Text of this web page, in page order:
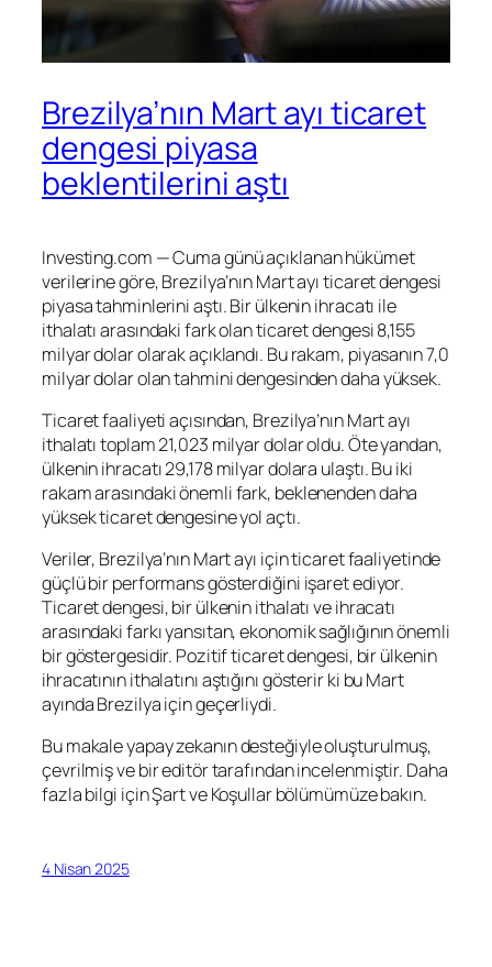
Brezilya’nın Mart ayı ticaret
dengesi piyasa
beklentilerini aştı
Investing.com — Cuma günü açıklanan hükümet
verilerine göre, Brezilya’nın Mart ayı ticaret dengesi
piyasa tahminlerini aştı. Bir ülkenin ihracatı ile
ithalatı arasındaki fark olan ticaret dengesi 8,155
milyar dolar olarak açıklandı. Bu rakam, piyasanın 7,0
milyar dolar olan tahmini dengesinden daha yüksek.
Ticaret faaliyeti açısından, Brezilya’nın Mart ayı
ithalatı toplam 21,023 milyar dolar oldu. Öte yandan,
ülkenin ihracatı 29,178 milyar dolara ulaştı. Bu iki
rakam arasındaki önemli fark, beklenenden daha
yüksek ticaret dengesine yol açtı.
Veriler, Brezilya’nın Mart ayı için ticaret faaliyetinde
güçlü bir performans gösterdiğini işaret ediyor.
Ticaret dengesi, bir ülkenin ithalatı ve ihracatı
arasındaki farkı yansıtan, ekonomik sağlığının önemli
bir göstergesidir. Pozitif ticaret dengesi, bir ülkenin
ihracatının ithalatını aştığını gösterir ki bu Mart
ayında Brezilya için geçerliydi.
Bu makale yapay zekanın desteğiyle oluşturulmuş,
çevrilmiş ve bir editör tarafından incelenmiştir. Daha
fazla bilgi için Şart ve Koşullar bölümümüze bakın.
4 Nisan 2025